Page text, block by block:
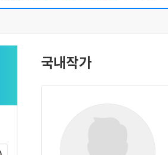
국내작가